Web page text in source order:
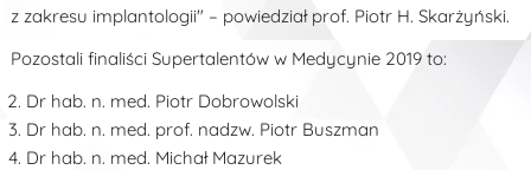
z zakresu implantologii" – powiedział prof. Piotr H. Skarżyński.
Pozostali finaliści Supertalentów w Medycynie 2019 to:
Dr hab. n. med. Piotr Dobrowolski
Dr hab. n. med. prof. nadzw. Piotr Buszman
Dr hab. n. med. Michał Mazurek